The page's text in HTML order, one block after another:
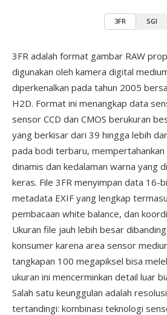
3FR SGI
3FR adalah format gambar RAW
digunakan oleh kamera digital
diperkenalkan pada tahun 2005
H2D. Format ini menangkap data
sensor CCD dan CMOS berukuran
yang berkisar dari 39 hingga lebih
pada bodi terbaru,
dinamis dan kedalaman warna yang
keras. File 3FR menyimpan data 16-
metadata EXIF yang lengkap
pembacaan white balance, dan
Ukuran file jauh lebih besar
konsumer karena area sensor
tangkapan 100 megapiksel bisa
ukuran ini mencerminkan detail luar
Salah satu keunggulan adalah
tertandingi: kombinasi teknologi